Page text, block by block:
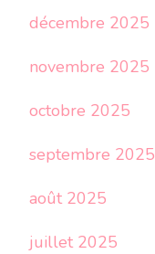
décembre 2025
novembre 2025
octobre 2025
septembre 2025
août 2025
juillet 2025